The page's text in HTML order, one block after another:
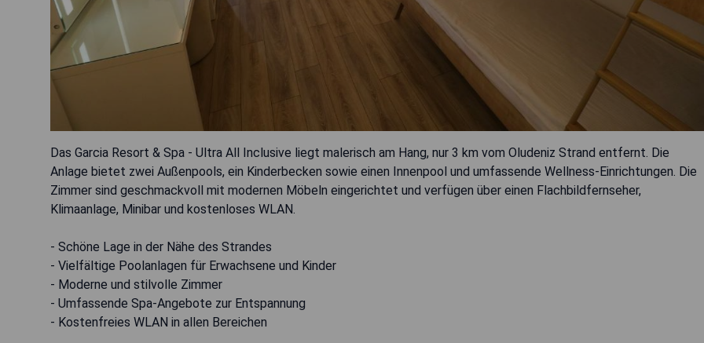
Das Garcia Resort & Spa - Ultra All Inclusive liegt malerisch am Hang, nur 3 km vom Oludeniz Strand entfernt. Die
Anlage bietet zwei Außenpools, ein Kinderbecken sowie einen Innenpool und umfassende Wellness-Einrichtungen. Die
Zimmer sind geschmackvoll mit modernen Möbeln eingerichtet und verfügen über einen Flachbildfernseher,
Klimaanlage, Minibar und kostenloses WLAN.
- Schöne Lage in der Nähe des Strandes
- Vielfältige Poolanlagen für Erwachsene und Kinder
- Moderne und stilvolle Zimmer
- Umfassende Spa-Angebote zur Entspannung
- Kostenfreies WLAN in allen Bereichen